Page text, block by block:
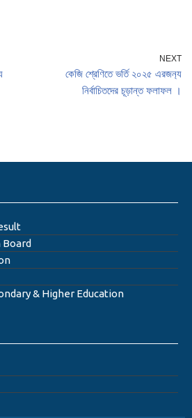
NEXT
কেজি শ্রেণিতে ভর্তি ২০২৫ এরজন‍্য
নির্বাচিতদের চূড়ান্ত ফলাফল ।
Board
& Higher Education